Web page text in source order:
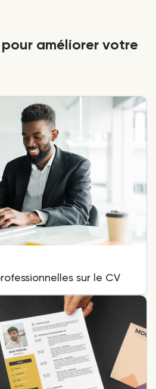
améliorer votre
sur le CV